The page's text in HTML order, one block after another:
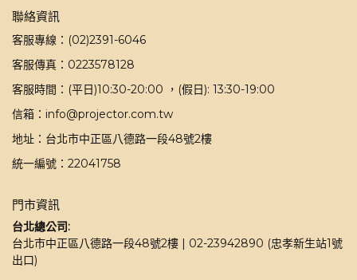
聯絡資訊
客服專線：(02)2391-6046
客服傳真：0223578128
客服時間：(平日)10:30-20:00 ，(假日): 13:30-19:00
信箱：info@projector.com.tw
地址：台北市中正區八德路一段48號2樓
統一編號：22041758
門市資訊
台北總公司:
台北市中正區八德路一段48號2樓 | 02-23942890 (忠孝新生站1號
出口)